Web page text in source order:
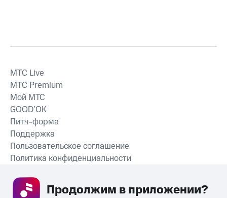
СКАЧАТЬ ПРИЛОЖЕНИЕ
MTС Live
MTС Premium
Мой МТС
GOOD’OK
Питч-форма
Поддержка
Пользовательское соглашение
Политика конфиденциальности